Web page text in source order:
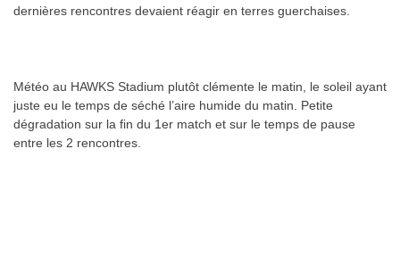
dernières rencontres devaient réagir en terres guerchaises.
Météo au HAWKS Stadium plutôt clémente le matin, le soleil ayant
juste eu le temps de séché l’aire humide du matin. Petite
dégradation sur la fin du 1er match et sur le temps de pause
entre les 2 rencontres.